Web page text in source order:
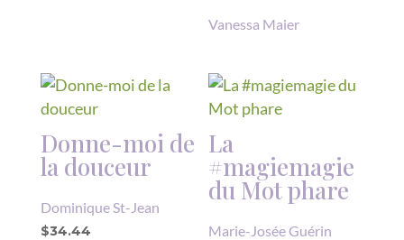
Vanessa Maier
Donne-moi de
la douceur
Dominique St-Jean
$34.44
La
#magiemagie
du Mot phare
Marie-Josée Guérin